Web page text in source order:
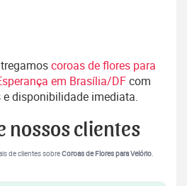
coroas de flores para
em Brasília/DFcom
disponibilidade imediata.
nossos clientes
de clientes sobreCoroas de Flores para Velório.